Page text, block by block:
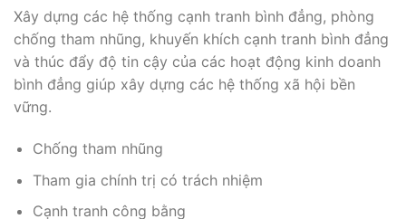
Xây dựng các hệ thống cạnh tranh bình đẳng, phòng
chống tham nhũng, khuyến khích cạnh tranh bình đẳng
và thúc đẩy độ tin cậy của các hoạt động kinh doanh
bình đẳng giúp xây dựng các hệ thống xã hội bền
vững.
Chống tham nhũng
Tham gia chính trị có trách nhiệm
Cạnh tranh công bằng